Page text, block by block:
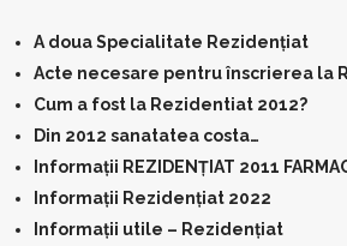
A doua Specialitate Rezidențiat
Acte necesare pentru înscrierea la
Cum a fost la Rezidentiat 2012?
Din 2012 sanatatea costa…
Informații REZIDENȚIAT 2011
Informații Rezidențiat 2022
Informații utile – Rezidențiat